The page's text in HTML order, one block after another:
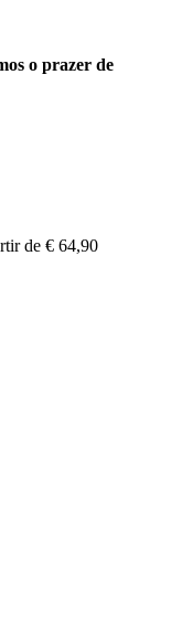
o prazer de
de € 64,90